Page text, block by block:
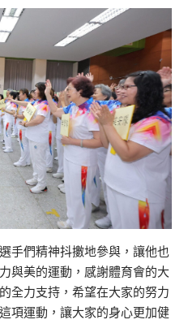
手們精神抖擻地參與，讓他也
與美的運動，感謝體育會的大
全力支持，希望在大家的努力
項運動，讓大家的身心更加健